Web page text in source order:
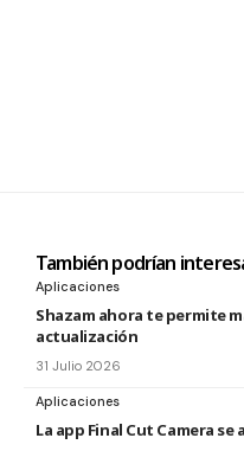
También podrían
Aplicaciones
Shazam ahora te permite
actualización
31 Julio 2026
Aplicaciones
La app Final Cut Camera se